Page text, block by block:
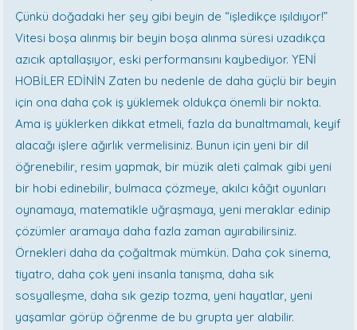
Çünkü doğadaki her şey gibi beyin de “işledikçe ışıldıyor!”
Vitesi boşa alınmış bir beyin boşa alınma süresi uzadıkça
azıcık aptallaşıyor, eski performansını kaybediyor. YENİ
HOBİLER EDİNİN Zaten bu nedenle de daha güçlü bir beyin
için ona daha çok iş yüklemek oldukça önemli bir nokta.
Ama iş yüklerken dikkat etmeli, fazla da bunaltmamalı, keyif
alacağı işlere ağırlık vermelisiniz. Bunun için yeni bir dil
öğrenebilir, resim yapmak, bir müzik aleti çalmak gibi yeni
bir hobi edinebilir, bulmaca çözmeye, akılcı kâğıt oyunları
oynamaya, matematikle uğraşmaya, yeni meraklar edinip
çözümler aramaya daha fazla zaman ayırabilirsiniz.
Örnekleri daha da çoğaltmak mümkün. Daha çok sinema,
tiyatro, daha çok yeni insanla tanışma, daha sık
sosyalleşme, daha sık gezip tozma, yeni hayatlar, yeni
yaşamlar görüp öğrenme de bu grupta yer alabilir.